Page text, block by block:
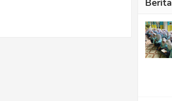
Berita